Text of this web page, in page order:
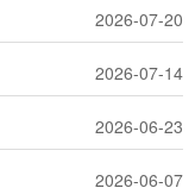
2026-07-20
2026-07-14
2026-06-23
2026-06-07